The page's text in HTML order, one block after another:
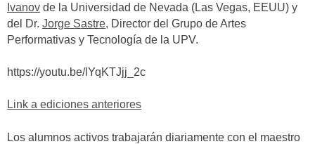
Ivanov de la Universidad de Nevada (Las Vegas, EEUU) y
del Dr. Jorge Sastre, Director del Grupo de Artes
Performativas y Tecnología de la UPV.
https://youtu.be/lYqKTJjj_2c
Link a ediciones anteriores
Los alumnos activos trabajarán diariamente con el maestro